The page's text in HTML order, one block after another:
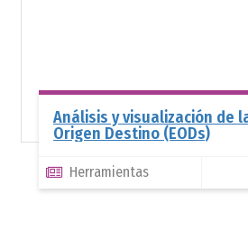
Análisis y visualización de
Origen Destino (EODs)
Herramientas